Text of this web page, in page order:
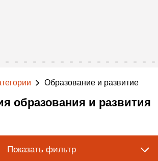
Образование и развитие
образования и развития
Показать фильтр